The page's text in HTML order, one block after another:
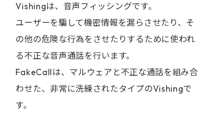
Vishingは、音声フィッシングです。
ユーザーを騙して機密情報を漏らさせたり、そ
の他の危険な行為をさせたりするために使われ
る不正な音声通話を行います。
FakeCallは、マルウェアと不正な通話を組み合
わせた、非常に洗練されたタイプのVishingで
す。